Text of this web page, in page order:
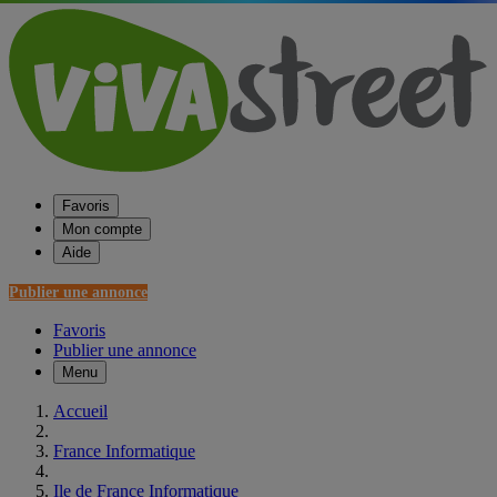
Favoris
Mon compte
Aide
Publier une annonce
Favoris
Publier une annonce
Menu
Accueil
France Informatique
Ile de France Informatique